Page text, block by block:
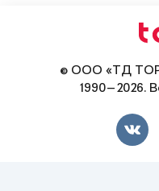
© ООО «ТД
1990—2026.